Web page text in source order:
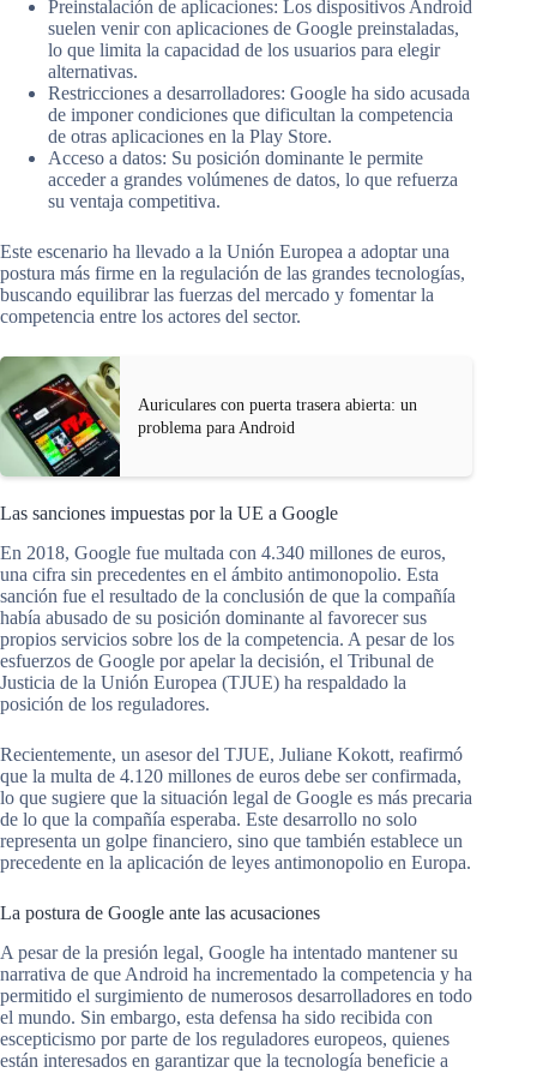
Preinstalación de aplicaciones: Los dispositivos Android
suelen venir con aplicaciones de Google preinstaladas,
lo que limita la capacidad de los usuarios para elegir
alternativas.
Restricciones a desarrolladores: Google ha sido acusada
de imponer condiciones que dificultan la competencia
de otras aplicaciones en la Play Store.
Acceso a datos: Su posición dominante le permite
acceder a grandes volúmenes de datos, lo que refuerza
su ventaja competitiva.
Este escenario ha llevado a la Unión Europea a adoptar una
postura más firme en la regulación de las grandes tecnologías,
buscando equilibrar las fuerzas del mercado y fomentar la
competencia entre los actores del sector.
Auriculares con puerta trasera abierta: un
problema para Android
Las sanciones impuestas por la UE a Google
En 2018, Google fue multada con 4.340 millones de euros,
una cifra sin precedentes en el ámbito antimonopolio. Esta
sanción fue el resultado de la conclusión de que la compañía
había abusado de su posición dominante al favorecer sus
propios servicios sobre los de la competencia. A pesar de los
esfuerzos de Google por apelar la decisión, el Tribunal de
Justicia de la Unión Europea (TJUE) ha respaldado la
posición de los reguladores.
Recientemente, un asesor del TJUE, Juliane Kokott, reafirmó
que la multa de 4.120 millones de euros debe ser confirmada,
lo que sugiere que la situación legal de Google es más precaria
de lo que la compañía esperaba. Este desarrollo no solo
representa un golpe financiero, sino que también establece un
precedente en la aplicación de leyes antimonopolio en Europa.
La postura de Google ante las acusaciones
A pesar de la presión legal, Google ha intentado mantener su
narrativa de que Android ha incrementado la competencia y ha
permitido el surgimiento de numerosos desarrolladores en todo
el mundo. Sin embargo, esta defensa ha sido recibida con
escepticismo por parte de los reguladores europeos, quienes
están interesados en garantizar que la tecnología beneficie a